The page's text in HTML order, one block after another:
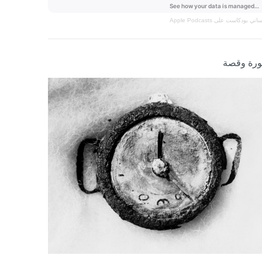
بودكاست على Apple Podcasts
وقصة